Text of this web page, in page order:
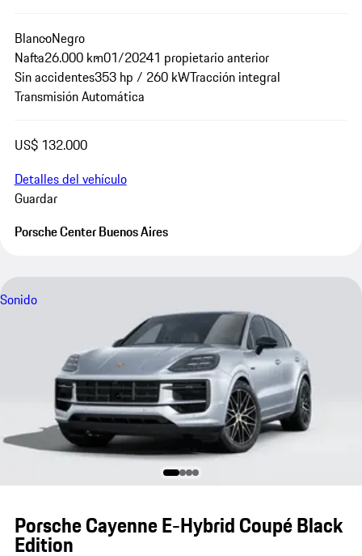
BlancoNegro
Nafta26.000 km01/20241 propietario anterior
Sin accidentes353 hp / 260 kWTracción integral
Transmisión Automática
US$ 132.000
Detalles del vehículo
Guardar
Porsche Center Buenos Aires
Sonido
Porsche Cayenne E-Hybrid Coupé Black
Edition